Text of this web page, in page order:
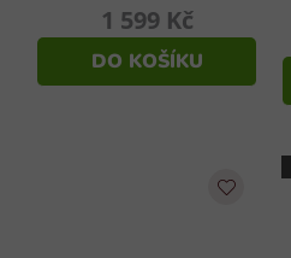
1 599 Kč
DO KOŠÍKU